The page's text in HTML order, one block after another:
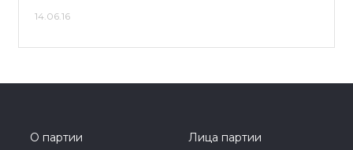
14.06.16
О партии
Лица партии